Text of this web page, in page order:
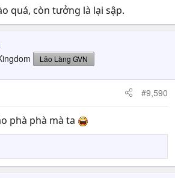
quá, còn tưởng là lại sập.
Lão Làng GVN
#9,590
phà phà mà ta